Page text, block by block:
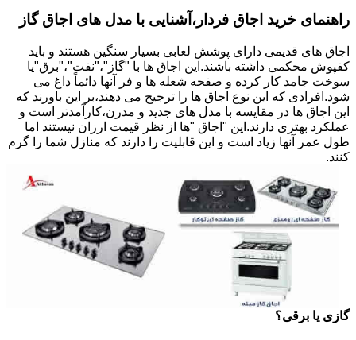
راهنمای خرید اجاق فردار،آشنایی با مدل های اجاق گاز
اجاق های قدیمی دارای پوشش لعابی بسیار سنگین هستند و باید
کفپوش محکمی داشته باشند.این اجاق ها با "گاز"،"نفت"،"برق"یا
سوخت جامد کار کرده و صفحه شعله ها و فر آنها دائماً داغ می
شود.افرادی که این نوع اجاق ها را ترجیح می دهند،بر این باورند که
این اجاق ها در مقایسه با مدل های جدید و مدرن،کارآمدتر است و
عملکرد بهتری دارند.این "اجاق "ها از نظر قیمت ارزان نیستند اما
طول عمر آنها زیاد است و این قابلیت را دارند که منازل شما را گرم
کنند.
گازی یا برقی؟